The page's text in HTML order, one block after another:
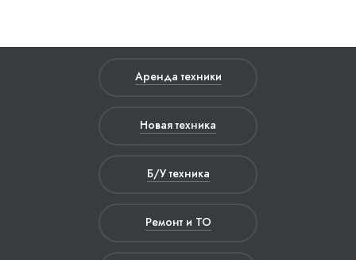
Аренда техники
Новая техника
Б/У техника
Ремонт и ТО